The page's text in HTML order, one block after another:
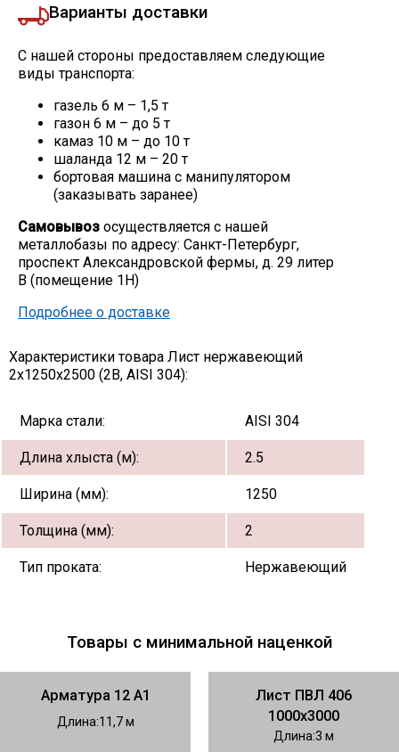
Проволока
Скобо-гибочные изделия
Остальное
Нержавейка
Алюминиевый прокат
Варианты доставки
С нашей стороны предоставляем следующие
виды транспорта:
газель 6 м – 1,5 т
газон 6 м – до 5 т
камаз 10 м – до 10 т
шаланда 12 м – 20 т
бортовая машина с манипулятором
(заказывать заранее)
Самовывоз осуществляется с нашей
металлобазы по адресу: Санкт-Петербург,
проспект Александровской фермы, д. 29 литер
В (помещение 1Н)
Подробнее о доставке
Характеристики товара Лист нержавеющий
2х1250х2500 (2В, AISI 304):
Марка стали: AISI 304
Длина хлыста (м): 2.5
Ширина (мм): 1250
Толщина (мм): 2
Тип проката: Нержавеющий
Товары с минимальной наценкой
Арматура 12 А1
Длина 11,7
Лист ПВЛ 406
1000х3000
Длина 3